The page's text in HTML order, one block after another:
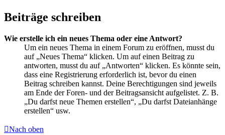
Beiträge schreiben
Wie erstelle ich ein neues Thema oder eine Antwort?
Um ein neues Thema in einem Forum zu eröffnen, musst du
auf „Neues Thema“ klicken. Um auf einen Beitrag zu
antworten, musst du auf „Antworten“ klicken. Es könnte sein,
dass eine Registrierung erforderlich ist, bevor du einen
Beitrag schreiben kannst. Deine Berechtigungen sind jeweils
am Ende der Foren- und der Beitragsansicht aufgelistet. Z. B.
„Du darfst neue Themen erstellen“, „Du darfst Dateianhänge
erstellen“ usw.
Nach oben